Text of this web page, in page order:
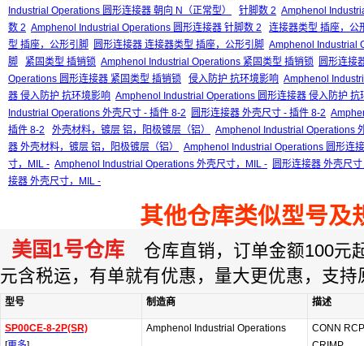
Industrial Operations 圆形连接器 朝向 N（正常型）
针脚数 2 Amphenol
数 2 Amphenol Industrial Operations 圆形连接器 针脚数 2
连接器类型 插座，公
型 插座，公形引脚 圆形连接器 连接器类型 插座，公形引脚 Amphenol Industrial
脚
紧固类型 插销锁 Amphenol Industrial Operations 紧固类型 插销锁
圆形连接
Operations 圆形连接器 紧固类型 插销锁
侵入防护 抗环境影响 Amphenol
器 侵入防护 抗环境影响 Amphenol Industrial Operations 圆形连接器 侵入防护 抗
Industrial Operations 外壳尺寸 - 插件 8-2
圆形连接器 外壳尺寸 - 插件 8-2
插件 8-2
外壳材料，镀层 铝，阳极镀层（铝）
Amphenol Industrial Operations
器 外壳材料，镀层 铝，阳极镀层（铝）
Amphenol Industrial Operations 圆形连
寸，MIL - Amphenol Industrial Operations 外壳尺寸，MIL - 圆形连接器 外壳尺
接器 外壳尺寸，MIL -
其他仓库类似型号及
美国1号仓库 仓库直销，订单金额100元
元含税运，有单就有优惠，量大更优惠，支持
型号 制造商 描述
SP00CE-8-2P(SR)
Amphenol Industrial Operations
CONN